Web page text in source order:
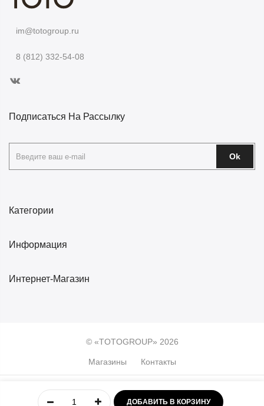
im@totogroup.ru
8 (812) 332-54-08
Категории
Информация
Интернет-Магазин
Подписаться На Рассылку
Ok
© «TOTOGROUP» 2026
Магазины Контакты
Учётная Меню Избранное
ДОБАВИТЬ В КОРЗИНУ